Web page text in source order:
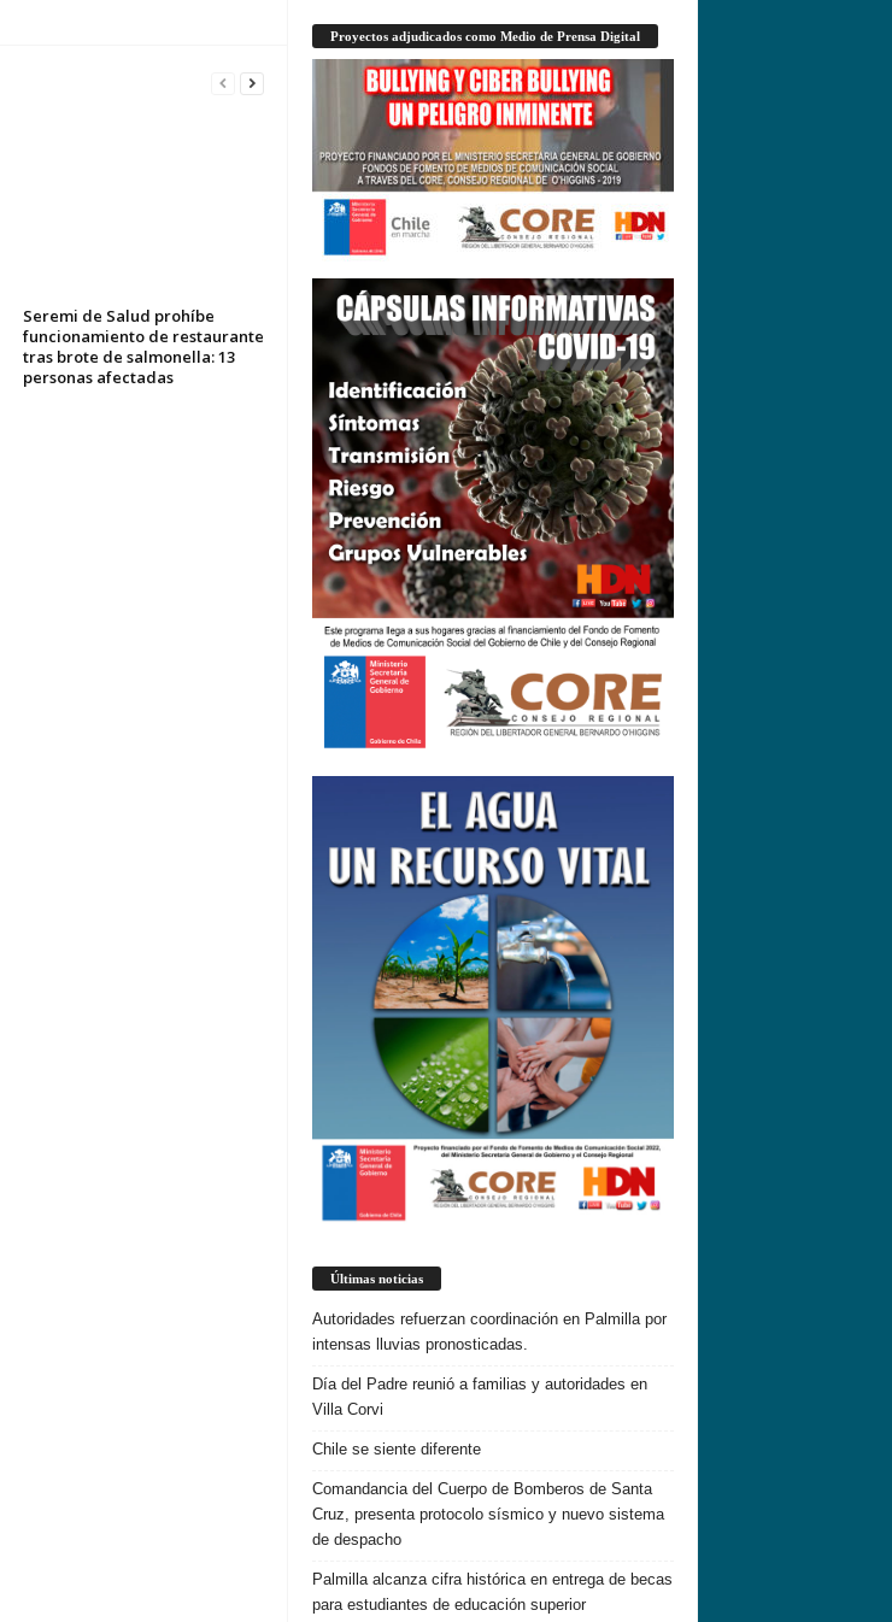
Seremi de Salud prohíbe
funcionamiento de restaurante
tras brote de salmonella: 13
personas afectadas
Proyectos adjudicados como Medio de Prensa Digital
Últimas noticias
Autoridades refuerzan coordinación en Palmilla por
intensas lluvias pronosticadas.
Día del Padre reunió a familias y autoridades en
Villa Corvi
Chile se siente diferente
Comandancia del Cuerpo de Bomberos de Santa
Cruz, presenta protocolo sísmico y nuevo sistema
de despacho
Palmilla alcanza cifra histórica en entrega de becas
para estudiantes de educación superior